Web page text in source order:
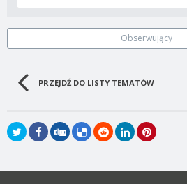
Obserwujący
PRZEJDŹ DO LISTY TEMATÓW